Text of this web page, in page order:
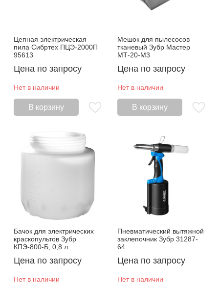
Цепная электрическая
пила Сибртех ПЦЭ-2000П
95613
Цена по запросу
Нет в наличии
В корзину
Мешок для пылесосов
тканевый Зубр Мастер
МТ-20-М3
Цена по запросу
Нет в наличии
В корзину
Бачок для электрических
краскопультов Зубр
КПЭ-800-Б, 0,8 л
Цена по запросу
Нет в наличии
Пневматический вытяжной
заклепочник Зубр 31287-
64
Цена по запросу
Нет в наличии